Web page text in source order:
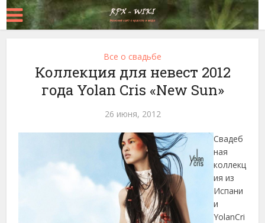
Все о свадьбе
Коллекция для невест 2012
года Yolan Cris «New Sun»
26 июня, 2012
Свадеб
ная
коллекц
ия из
Испани
и
YolanCri